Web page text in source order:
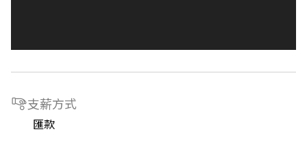
支薪方式
匯款